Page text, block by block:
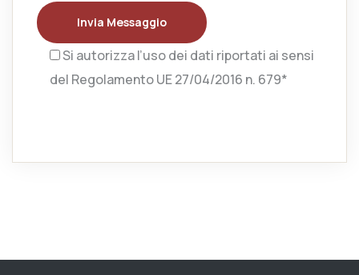
Invia Messaggio
Si autorizza l’uso dei dati riportati ai sensi
del Regolamento UE 27/04/2016 n. 679*